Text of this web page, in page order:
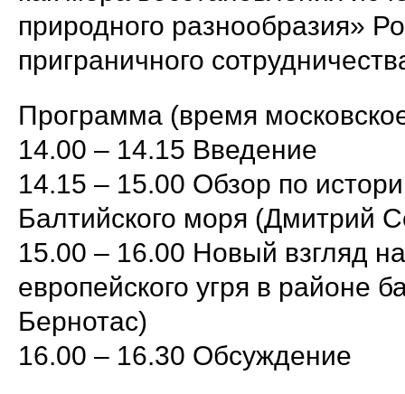
природного разнообразия»
приграничного
Программа (время
14.00 – 14.15 Введение
14.15 – 15.00 Обзор по
Балтийского моря (Дмитрий
15.00 – 16.00 Новый взгляд
европейского угря в районе
Бернотас)
16.00 – 16.30 Обсуждение